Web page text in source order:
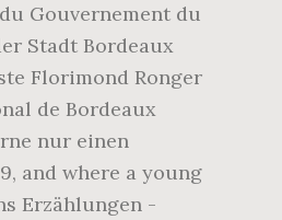
Gouvernement du
Stadt Bordeaux
Florimond Ronger
de Bordeaux
nur einen
and where a young
Erzählungen -